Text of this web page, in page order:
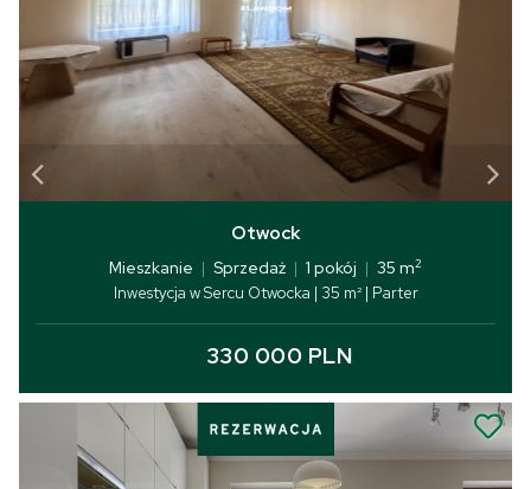
Otwock
Mieszkanie | Sprzedaż | 1 pokój | 35 m2
Inwestycja w Sercu Otwocka | 35 m² | Parter
330 000 PLN